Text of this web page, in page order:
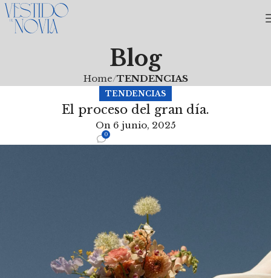
Blog
Home TENDENCIAS
TENDENCIAS
El proceso del gran día.
On 6 junio, 2025
0